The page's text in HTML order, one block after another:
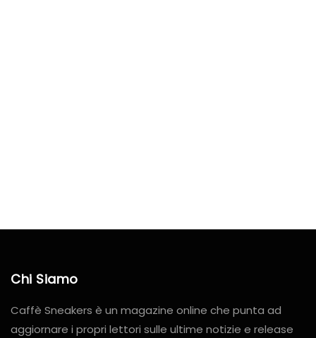
Chi Siamo
Caffè Sneakers è un magazine online che punta ad
aggiornare i propri lettori sulle ultime notizie e release